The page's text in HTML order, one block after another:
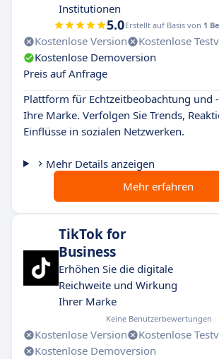
Institutionen
5.0Erstellt auf Basis von 1
Kostenlose Version
Kostenlose
Kostenlose Demoversion
Preis auf Anfrage
Plattform für Echtzeitbeobachtung und
Ihre Marke. Verfolgen Sie Trends,
Einflüsse in sozialen Netzwerken.
Mehr Details anzeigen
Mehr erfahren
TikTok for
Business
Erhöhen Sie die digitale
Reichweite und Wirkung
Ihrer Marke
Keine Benutzerbewertungen
Kostenlose Version
Kostenlose
Kostenlose Demoversion